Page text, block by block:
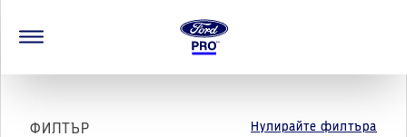
ФИЛТЪР Нулирайте филтъра